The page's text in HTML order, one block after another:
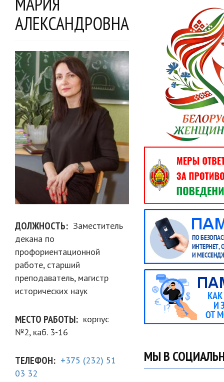
АЛЕКСАНДРОВНА
ДОЛЖНОСТЬ
Заместитель
декана по
профориентационной
работе, старший
преподаватель, магистр
исторических наук
МЕСТО РАБОТЫ
корпус
№2, каб. 3-16
ТЕЛЕФОН
+375 (232) 51
03 32
МЫ В